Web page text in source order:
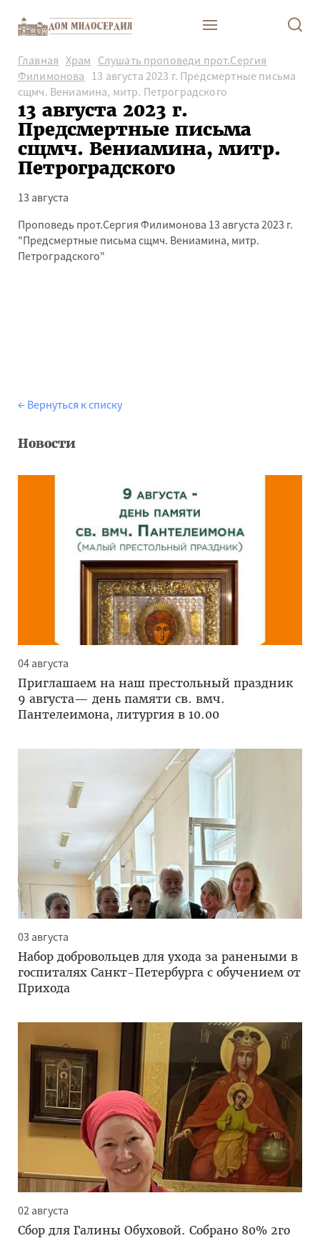
Главная Храм Слушать проповеди прот.Сергия
Филимонова 13 августа 2023 г. Предсмертные письма
сщмч. Вениамина, митр. Петроградского
13 августа 2023 г.
Предсмертные письма
сщмч. Вениамина, митр.
Петроградского
13 августа
Проповедь прот.Сергия Филимонова 13 августа 2023 г.
"Предсмертные письма сщмч. Вениамина, митр.
Петроградского"
← Вернуться к списку
Новости
04 августа
Приглашаем на наш престольный праздник
9 августа— день памяти св. вмч.
Пантелеимона, литургия в 10.00
03 августа
Набор добровольцев для ухода за ранеными в
госпиталях Санкт-Петербурга с обучением от
Прихода
02 августа
Сбор для Галины Обуховой. Собрано 80% 2го